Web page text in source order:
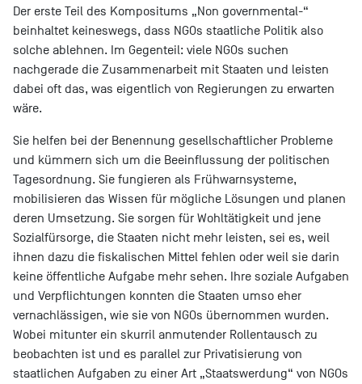
Der erste Teil des Kompositums „Non governmental-“
beinhaltet keineswegs, dass NGOs staatliche Politik also
solche ablehnen. Im Gegenteil: viele NGOs suchen
nachgerade die Zusammenarbeit mit Staaten und leisten
dabei oft das, was eigentlich von Regierungen zu erwarten
wäre.
Sie helfen bei der Benennung gesellschaftlicher Probleme
und kümmern sich um die Beeinflussung der politischen
Tagesordnung. Sie fungieren als Frühwarnsysteme,
mobilisieren das Wissen für mögliche Lösungen und planen
deren Umsetzung. Sie sorgen für Wohltätigkeit und jene
Sozialfürsorge, die Staaten nicht mehr leisten, sei es, weil
ihnen dazu die fiskalischen Mittel fehlen oder weil sie darin
keine öffentliche Aufgabe mehr sehen. Ihre soziale Aufgaben
und Verpflichtungen konnten die Staaten umso eher
vernachlässigen, wie sie von NGOs übernommen wurden.
Wobei mitunter ein skurril anmutender Rollentausch zu
beobachten ist und es parallel zur Privatisierung von
staatlichen Aufgaben zu einer Art „Staatswerdung“ von NGOs